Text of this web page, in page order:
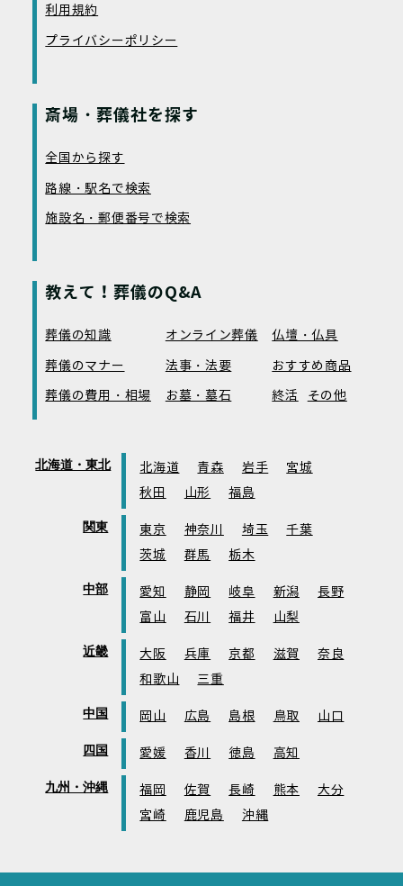
利用規約
プライバシーポリシー
斎場・葬儀社を探す
全国から探す
路線・駅名で検索
施設名・郵便番号で検索
教えて！葬儀のQ&A
葬儀の知識 オンライン葬儀
仏壇・仏具
葬儀のマナー
法事・法要
おすすめ商品
葬儀の費用・相場
お墓・墓石 終活 その他
北海道・東北 北海道 青森 岩手
宮城
秋田
山形 福島
関東 東京 神奈川 埼玉
千葉
茨城
群馬 栃木
中部 愛知 静岡 岐阜 新潟
長野
富山
石川 福井 山梨
近畿 大阪 兵庫 京都 滋賀
奈良
和歌山
三重
中国 岡山 広島 島根 鳥取 山口
四国 愛媛 香川 徳島 高知
九州・沖縄 福岡 佐賀 長崎 熊本
大分
宮崎
鹿児島 沖縄